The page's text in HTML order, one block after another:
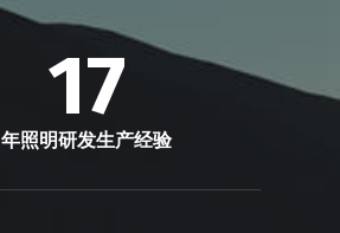
17
年照明研发生产经验